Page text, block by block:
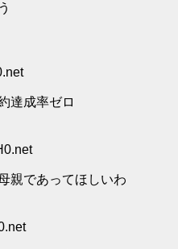
達成率ゼロ
親であってほしいわ